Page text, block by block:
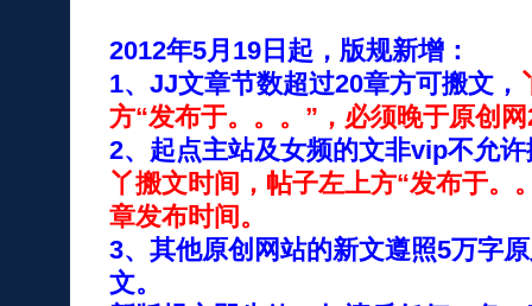
2012年5月19日起，版规新增：
1、JJ文章节数超过20章方可搬文，
方“发布于。。。”，必须晚于原创
2、起点主站及女频的文非vip不允
丫搬文时间，帖子左上方“发布于。
章发布时间。
3、其他原创网站的新文遵照5万字
文。